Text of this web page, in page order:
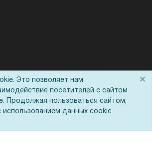
Это позволяет нам
посетителей с сайтом
Продолжая пользоваться сайтом,
использованием данных cookie.
×
приложение при
Не показывать